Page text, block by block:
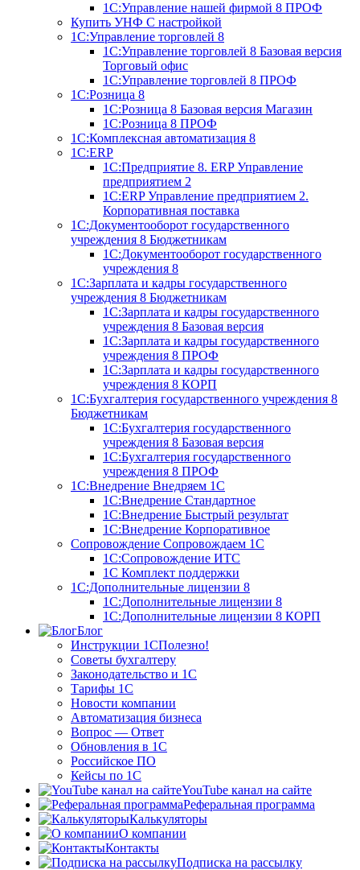
1С:Управление нашей фирмой 8 ПРОФ
Купить УНФ С настройкой
1С:Управление торговлей 8
1С:Управление торговлей 8 Базовая версия
Торговый офис
1С:Управление торговлей 8 ПРОФ
1С:Розница 8
1С:Розница 8 Базовая версия Магазин
1С:Розница 8 ПРОФ
1С:Комплексная автоматизация 8
1С:ERP
1С:Предприятие 8. ERP Управление
предприятием 2
1С:ERP Управление предприятием 2.
Корпоративная поставка
1С:Документооборот государственного
учреждения 8 Бюджетникам
1С:Документооборот государственного
учреждения 8
1С:Зарплата и кадры государственного
учреждения 8 Бюджетникам
1С:Зарплата и кадры государственного
учреждения 8 Базовая версия
1С:Зарплата и кадры государственного
учреждения 8 ПРОФ
1С:Зарплата и кадры государственного
учреждения 8 КОРП
1С:Бухгалтерия государственного учреждения 8
Бюджетникам
1С:Бухгалтерия государственного
учреждения 8 Базовая версия
1С:Бухгалтерия государственного
учреждения 8 ПРОФ
1С:Внедрение Внедряем 1С
1С:Внедрение Стандартное
1С:Внедрение Быстрый результат
1С:Внедрение Корпоративное
Сопровождение Сопровождаем 1С
1С:Сопровождение ИТС
1С Комплект поддержки
1С:Дополнительные лицензии 8
1С:Дополнительные лицензии 8
1С:Дополнительные лицензии 8 КОРП
Блог
Инструкции 1СПолезно!
Советы бухгалтеру
Законодательство и 1С
Тарифы 1С
Новости компании
Автоматизация бизнеса
Вопрос — Ответ
Обновления в 1С
Российское ПО
Кейсы по 1С
YouTube канал на сайте
Реферальная программа
Калькуляторы
О компании
Контакты
Подписка на рассылку